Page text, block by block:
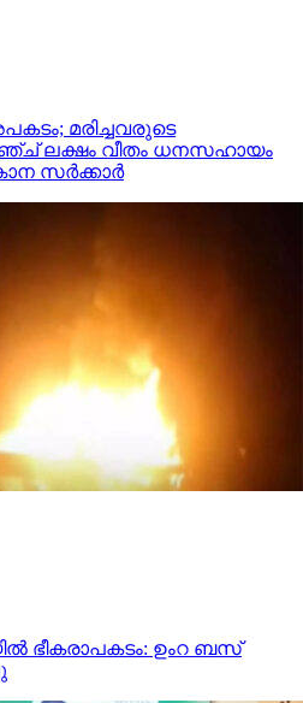
മരിച്ചവരുടെ
ലക്ഷം വീതം ധനസഹായം
സര്‍ക്കാര്‍
ഭീകരാപകടം: ഉംറ ബസ്